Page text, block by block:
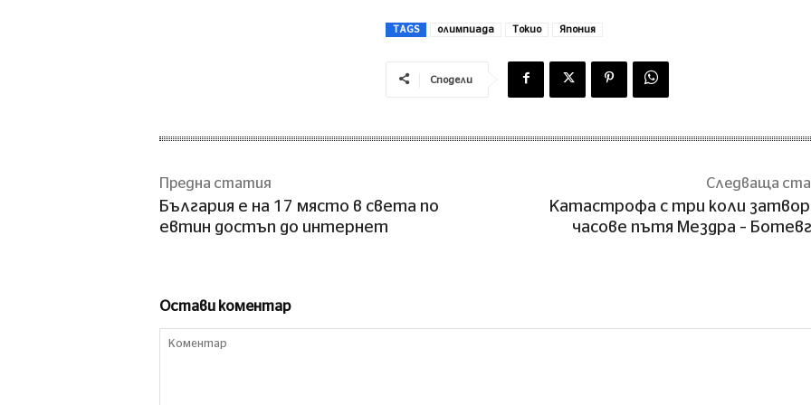
TAGS олимпиада Токио Япония
Сподели
Предна статия
България е на 17 място в света по
евтин достъп до интернет
Следваща
Катастрофа с три коли
часове пътя Мездра –
Остави коментар